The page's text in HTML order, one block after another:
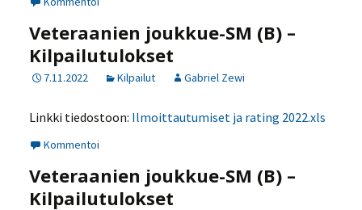
Veteraanien joukkue-SM (B) –
Kilpailutulokset
7.11.2022 Kilpailut Gabriel Zewi
Linkki tiedostoon: Ilmoittautumiset ja rating 2022.xls
Kommentoi
Veteraanien joukkue-SM (B) –
Kilpailutulokset